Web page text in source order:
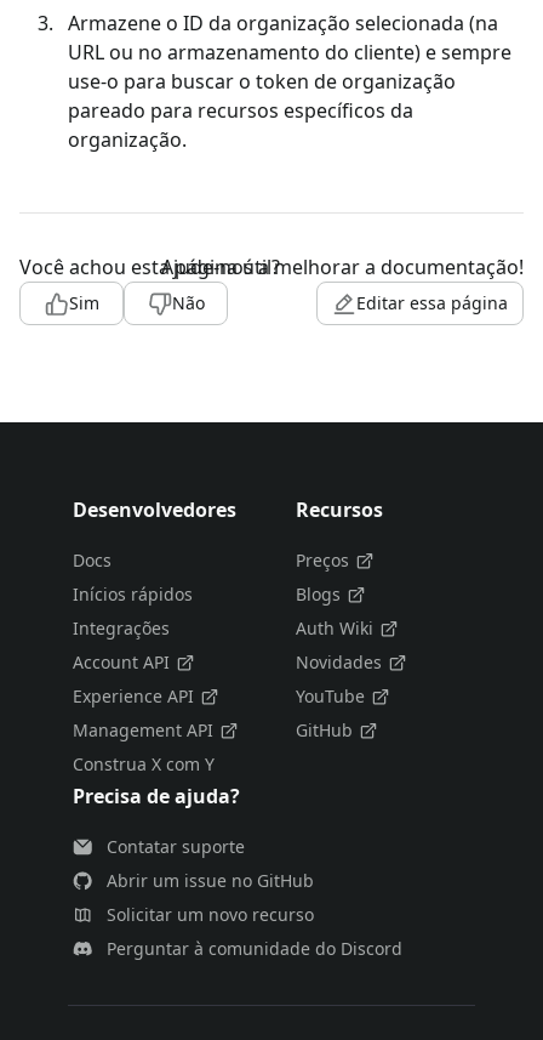
Armazene o ID da organização selecionada (na
URL ou no armazenamento do cliente) e sempre
use-o para buscar o token de organização
pareado para recursos específicos da
organização.
Você achou esta página útil?
Sim Não
Ajude-nos a melhorar a documentação!
Editar essa página
Desenvolvedores
Docs
Inícios rápidos
Integrações
Account API
Experience API
Management API
Construa X com Y
Recursos
Preços
Blogs
Auth Wiki
Novidades
YouTube
GitHub
Precisa de ajuda?
Contatar suporte
Abrir um issue no GitHub
Solicitar um novo recurso
Perguntar à comunidade do Discord